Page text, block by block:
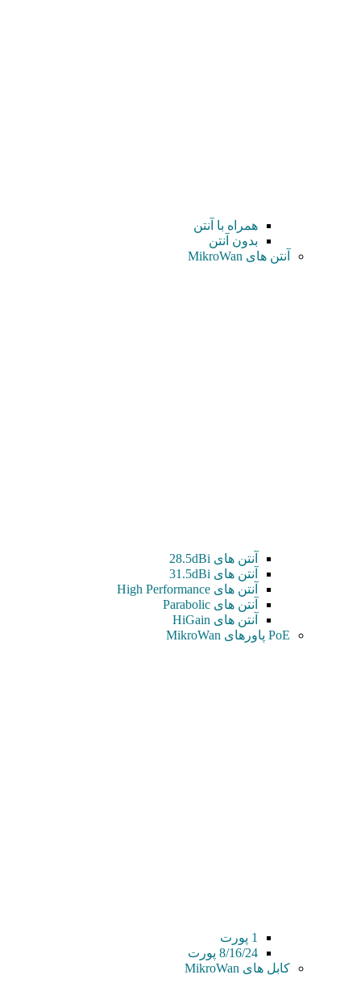
همراه با آنتن
بدون آنتن
آنتن های MikroWan
آنتن های 28.5dBi
آنتن های 31.5dBi
آنتن های High Performance
آنتن های Parabolic
آنتن های HiGain
PoE پاورهای MikroWan
1 پورت
8/16/24 پورت
کابل های MikroWan